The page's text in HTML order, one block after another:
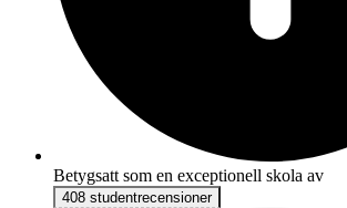
Betygsatt som en exceptionell skola av
408 studentrecensioner